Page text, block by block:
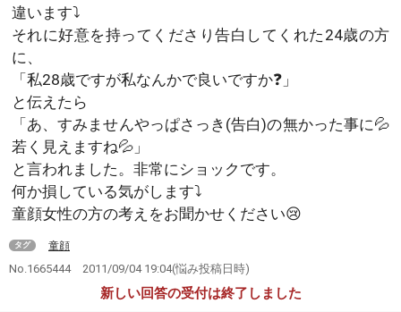
違います⤵
それに好意を持ってくださり告白してくれた24歳の方
に、
「私28歳ですが私なんかで良いですか❓」
と伝えたら
「あ、すみませんやっぱさっき(告白)の無かった事に💦
若く見えますね💦」
と言われました。非常にショックです。
何か損している気がします⤵
童顔女性の方の考えをお聞かせください😢
タグ 童顔
No.1665444 2011/09/04 19:04(悩み投稿日時)
新しい回答の受付は終了しました